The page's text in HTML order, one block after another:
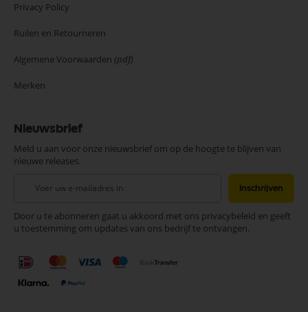
Privacy Policy
Ruilen en Retourneren
Algemene Voorwaarden (pdf)
Merken
Nieuwsbrief
Meld u aan voor onze nieuwsbrief om op de hoogte te blijven van
nieuwe releases.
onze
nieuwsbrief
Inschrijven
Door u te abonneren gaat u akkoord met ons privacybeleid en geeft
u toestemming om updates van ons bedrijf te ontvangen.